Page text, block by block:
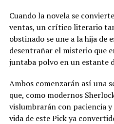
Cuando la novela se
ventas, un crítico literario
obstinado se une a la hija de
desentrañar el misterio que
juntaba polvo en un estante
Ambos comenzarán así una
que, como modernos
vislumbrarán con paciencia y
vida de este Pick ya